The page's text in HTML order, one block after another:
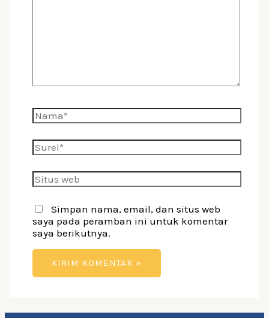
Nama*
Surel*
Situs
web
Simpan nama, email, dan situs web
saya pada peramban ini untuk komentar
saya berikutnya.